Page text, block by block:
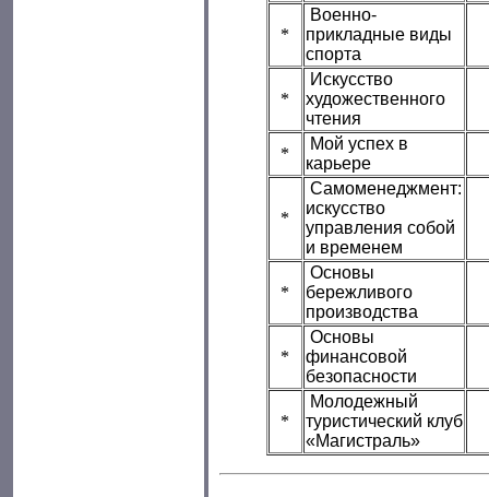
*
Военно-
прикладные виды
спорта
*
Искусство
художественного
чтения
*
Мой успех в
карьере
*
Самоменеджмент:
искусство
управления собой
и временем
*
Основы
бережливого
производства
*
Основы
финансовой
безопасности
*
Молодежный
туристический клуб
«Магистраль»